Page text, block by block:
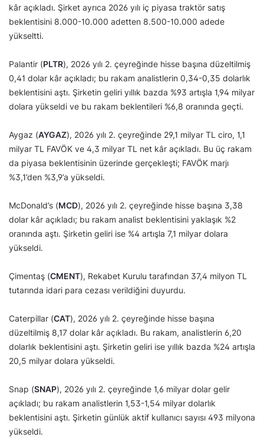
kâr açıkladı. Şirket ayrıca 2026 yılı iç piyasa traktör satış
beklentisini 8.000-10.000 adetten 8.500-10.000 adede
yükseltti.
Palantir (PLTR), 2026 yılı 2. çeyreğinde hisse başına düzeltilmiş
0,41 dolar kâr açıkladı; bu rakam analistlerin 0,34-0,35 dolarlık
beklentisini aştı. Şirketin geliri yıllık bazda %93 artışla 1,94 milyar
dolara yükseldi ve bu rakam beklentileri %6,8 oranında geçti.
Aygaz (AYGAZ), 2026 yılı 2. çeyreğinde 29,1 milyar TL ciro, 1,1
milyar TL FAVÖK ve 4,3 milyar TL net kâr açıkladı. Bu üç rakam
da piyasa beklentisinin üzerinde gerçekleşti; FAVÖK marjı
%3,1’den %3,9’a yükseldi.
McDonald’s (MCD), 2026 yılı 2. çeyreğinde hisse başına 3,38
dolar kâr açıkladı; bu rakam analist beklentisini yaklaşık %2
oranında aştı. Şirketin geliri ise %4 artışla 7,1 milyar dolara
yükseldi.
Çimentaş (CMENT), Rekabet Kurulu tarafından 37,4 milyon TL
tutarında idari para cezası verildiğini duyurdu.
Caterpillar (CAT), 2026 yılı 2. çeyreğinde hisse başına
düzeltilmiş 8,17 dolar kâr açıkladı. Bu rakam, analistlerin 6,20
dolarlık beklentisini aştı. Şirketin geliri ise yıllık bazda %24 artışla
20,5 milyar dolara yükseldi.
Snap (SNAP), 2026 yılı 2. çeyreğinde 1,6 milyar dolar gelir
açıkladı; bu rakam analistlerin 1,53-1,54 milyar dolarlık
beklentisini aştı. Şirketin günlük aktif kullanıcı sayısı 493 milyona
yükseldi.